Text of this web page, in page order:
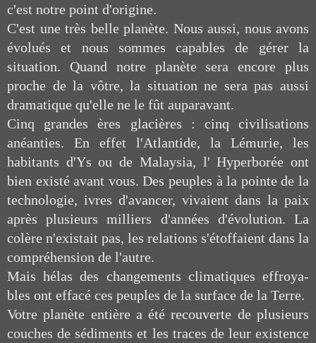
c'est notre point d'origine.
C'est une très belle planète. Nous aussi, nous avons
évolués et nous sommes capables de gérer la
situation. Quand notre planète sera encore plus
proche de la vôtre, la situation ne sera pas aussi
dramatique qu'elle ne le fût auparavant.
Cinq grandes ères glacières : cinq civilisations
anéanties. En effet l'Atlantide, la Lémurie, les
habitants d'Ys ou de Malaysia, l' Hyperborée ont
bien existé avant vous. Des peuples à la pointe de la
technologie, ivres d'avancer, vivaient dans la paix
après plusieurs milliers d'années d'évolution. La
colère n'existait pas, les relations s'étoffaient dans la
compréhension de l'autre.
Mais hélas des changements climatiques effroya-
bles ont effacé ces peuples de la surface de la Terre.
Votre planète entière a été recouverte de plusieurs
couches de sédiments et les traces de leur existence